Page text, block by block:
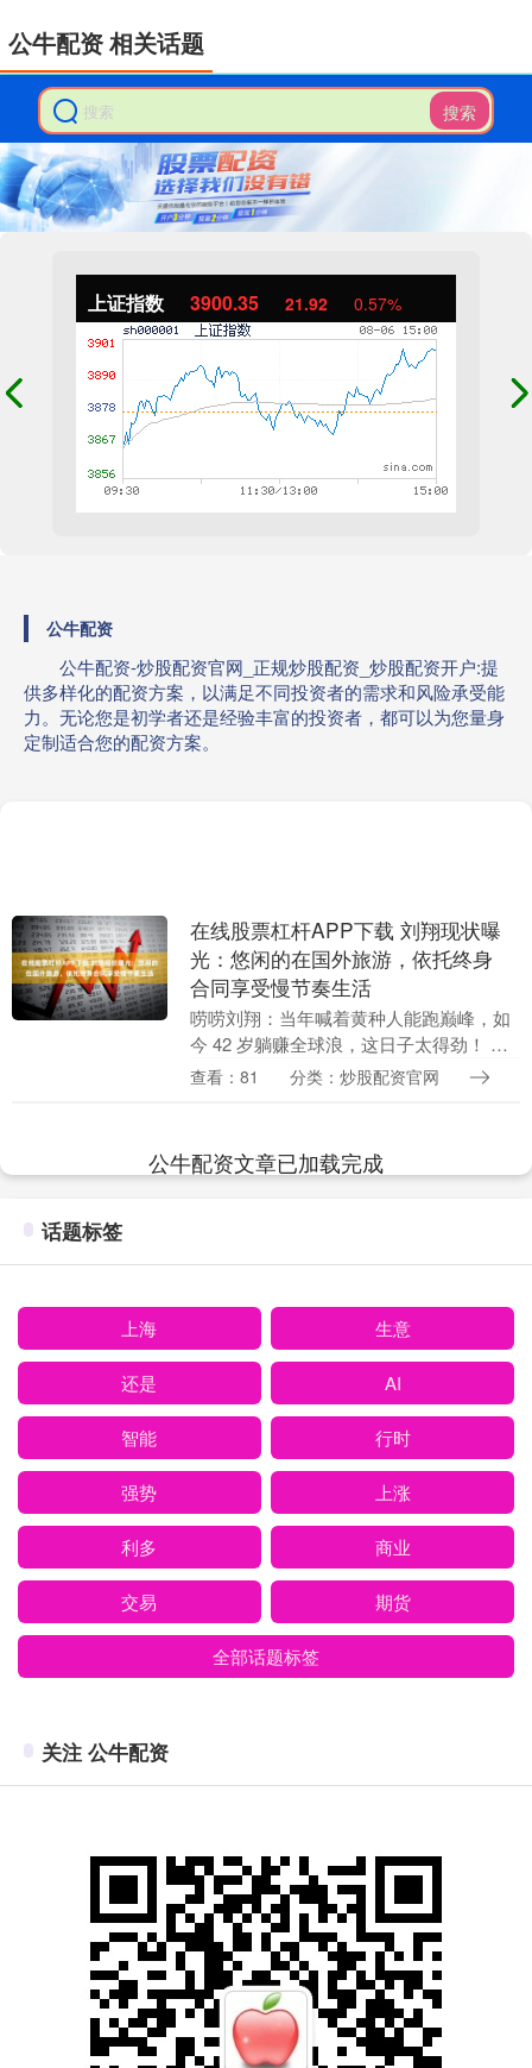
搜索
上证指数 3900.35 21.92 0.57%
公牛配资
公牛配资-炒股配资官网_正规炒股配资_炒股配资开户:提
供多样化的配资方案，以满足不同投资者的需求和风险承受能
力。无论您是初学者还是经验丰富的投资者，都可以为您量身
定制适合您的配资方案。
公牛配资 相关话题
在线股票杠杆APP下载 刘翔现状曝
光：悠闲的在国外旅游，依托终身
合同享受慢节奏生活
唠唠刘翔：当年喊着黄种人能跑巅峰，如
今 42 岁躺赚全球浪，这日子太得劲！ 家
人们！咱今儿个得好好聊聊一位大人物
查看：81 分类：炒股配资官网
公牛配资文章已加载完成
话题标签
上海 生意
还是 AI
智能 行时
强势 上涨
利多 商业
交易 期货
全部话题标签
关注 公牛配资